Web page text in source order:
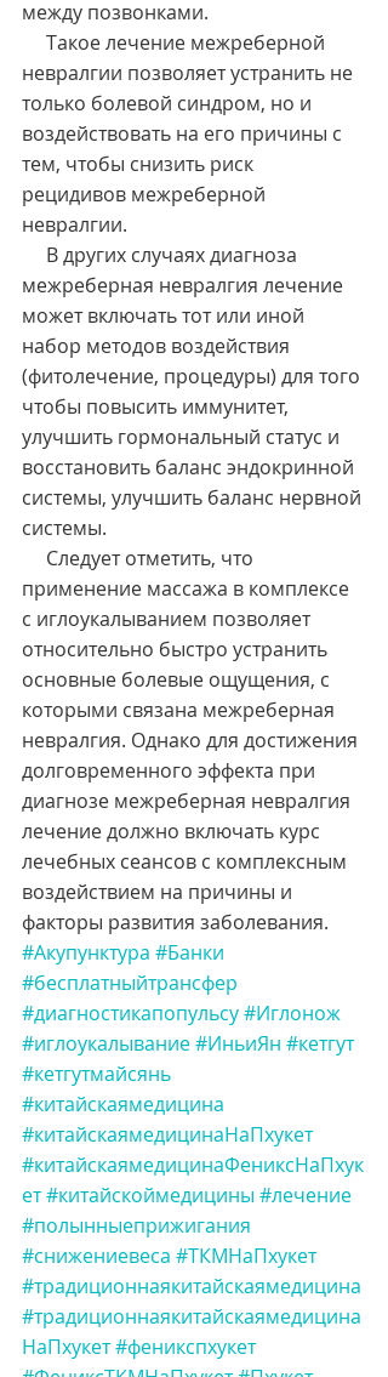
между позвонками.
невралгии позволяет устранить не
только болевой синдром, но и
воздействовать на его причины с
тем, чтобы снизить риск
рецидивов межреберной
невралгии.
межреберная невралгия лечение
может включать тот или иной
набор методов воздействия
(фитолечение, процедуры) для того
чтобы повысить иммунитет,
улучшить гормональный статус и
восстановить баланс эндокринной
системы, улучшить баланс нервной
системы.
применение массажа в комплексе
с иглоукалыванием позволяет
относительно быстро устранить
основные болевые ощущения, с
которыми связана межреберная
невралгия. Однако для достижения
долговременного эффекта при
диагнозе межреберная невралгия
лечение должно включать курс
лечебных сеансов с комплексным
воздействием на причины и
факторы развития заболевания.
#Акупунктура #Банки
#бесплатныйтрансфер
#диагностикапопульсу#Иглонож
#иглоукалывание#ИньиЯн #кетгут
#кетгутмайсянь
#китайскаямедицина
#китайскаямедицинаНаПхукет
#китайскаямедицинаФениксНаПхук
ет#китайскоймедицины #лечение
#полынныеприжигания
#снижениевеса #ТКМНаПхукет
#традиционнаякитайскаямедицина
#традиционнаякитайскаямедицина
НаПхукет#феникспхукет